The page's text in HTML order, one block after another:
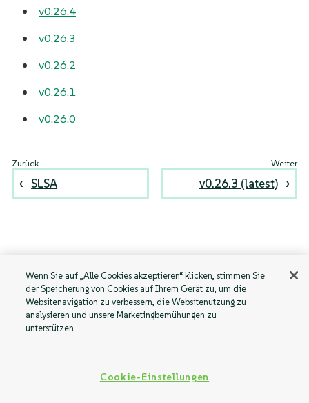
v0.26.4
v0.26.3
v0.26.2
v0.26.1
v0.26.0
SLSA v0.26.3 (latest)
Wenn Sie auf „Alle Cookies akzeptieren“ klicken, stimmen Sie
der Speicherung von Cookies auf Ihrem Gerät zu, um die
Websitenavigation zu verbessern, die Websitenutzung zu
analysieren und unsere Marketingbemühungen zu
unterstützen.
Cookie-Einstellungen